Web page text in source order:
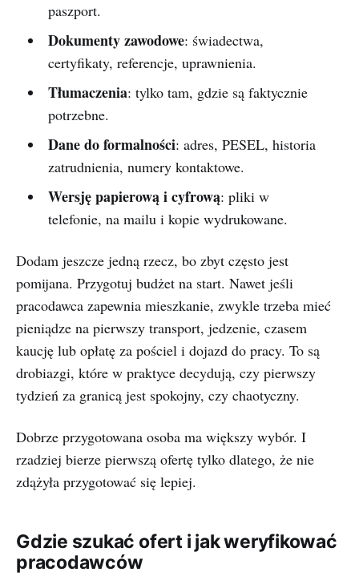
paszport.
Dokumenty zawodowe: świadectwa,
certyfikaty, referencje, uprawnienia.
Tłumaczenia: tylko tam, gdzie są faktycznie
potrzebne.
Dane do formalności: adres, PESEL, historia
zatrudnienia, numery kontaktowe.
Wersję papierową i cyfrową: pliki w
telefonie, na mailu i kopie wydrukowane.
Dodam jeszcze jedną rzecz, bo zbyt często jest
pomijana. Przygotuj budżet na start. Nawet jeśli
pracodawca zapewnia mieszkanie, zwykle trzeba mieć
pieniądze na pierwszy transport, jedzenie, czasem
kaucję lub opłatę za pościel i dojazd do pracy. To są
drobiazgi, które w praktyce decydują, czy pierwszy
tydzień za granicą jest spokojny, czy chaotyczny.
Dobrze przygotowana osoba ma większy wybór. I
rzadziej bierze pierwszą ofertę tylko dlatego, że nie
zdążyła przygotować się lepiej.
Gdzie szukać ofert i jak weryfikować
pracodawców